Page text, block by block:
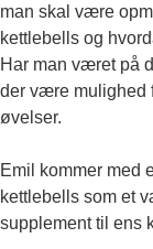
man skal være
kettlebells og
Har man været på
der være mulighed
øvelser.
Emil kommer med
kettlebells som et
supplement til ens